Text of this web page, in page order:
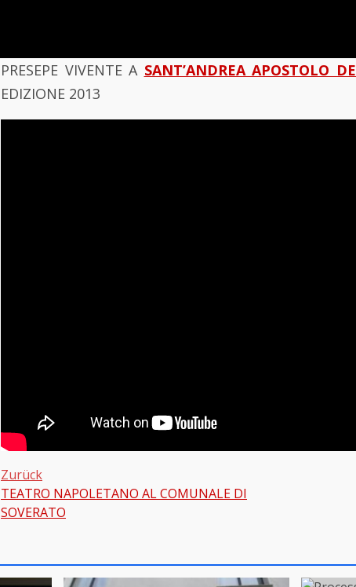
PRESEPE VIVENTE A SANT’ANDREA APOSTOLO
EDIZIONE 2013
Beitragsnavigation
Zurück
TEATRO NAPOLETANO AL COMUNALE DI
SOVERATO